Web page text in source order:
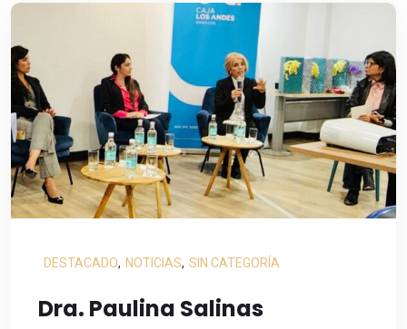
DESTACADO, NOTICIAS, SIN CATEGORÍA
Dra. Paulina Salinas